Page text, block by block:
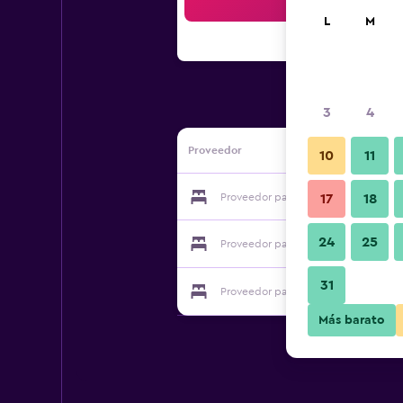
Proveedor
Proveedor para Karahan Otel
Proveedor para Karahan Otel
Proveedor para Karahan Otel
L M
3 4
10 11
17 18
24 25
31
Más barato